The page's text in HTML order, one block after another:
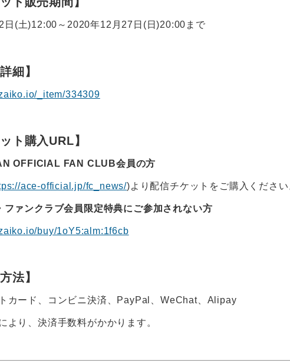
日(土)12:00～2020年12月27日(日)20:00まで
細】
_item/334309
ト購入URL】
OFFICIAL FAN CLUB会員の方
ace-official.jp/fc_news/)より配信チケットをご購入ください
ファンクラブ会員限定特典にご参加されない方
buy/1oY5:alm:1f6cb
法】
カード、コンビニ決済、PayPal、WeChat、Alipay
より、決済手数料がかかります。